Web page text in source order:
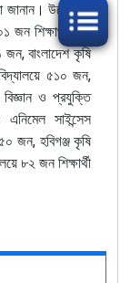
জানান। উল্লেখ্য,
জন শিক্ষার্থী
ভর্তি
জন,বাংলাদেশ কৃষি
৫১০ জন,
বিজ্ঞান ও প্রযুক্তি
এনিমেল
সাইন্সেস
জন, হবিগঞ্জ কৃষি
৮২ জন শিক্ষার্থী